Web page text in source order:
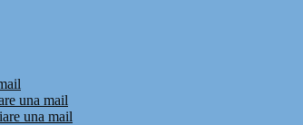
una mail
una mail